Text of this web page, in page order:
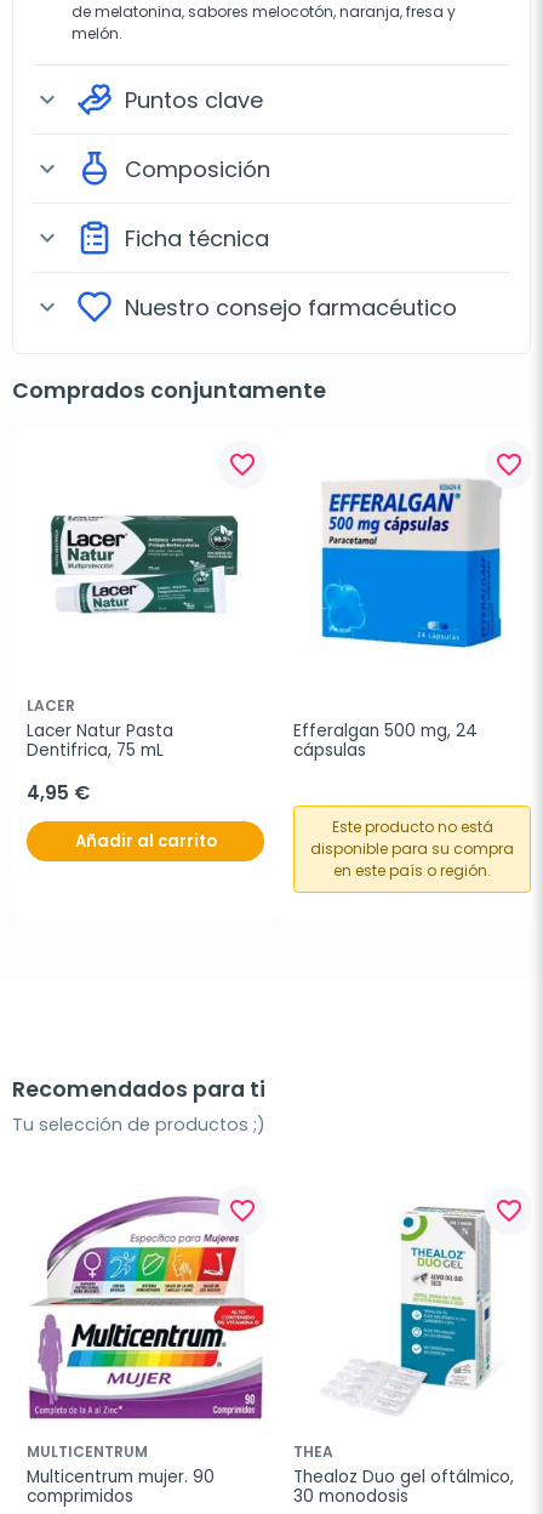
de melatonina, sabores melocotón, naranja, fresa y
melón.
expand_more Puntos clave
expand_more Composición
expand_more Ficha técnica
expand_more Nuestro consejo farmacéutico
Comprados conjuntamente
favorite_border
LACER
Lacer Natur Pasta
Dentifrica, 75 mL
4,95 €
Añadir al carrito
favorite_border
Efferalgan 500 mg, 24
cápsulas
Este producto no está
disponible para su compra
en este país o región.
Recomendados para ti
Tu selección de productos ;)
favorite_border
MULTICENTRUM
Multicentrum mujer. 90
comprimidos
favorite_border
THEA
Thealoz Duo gel oftálmico,
30 monodosis